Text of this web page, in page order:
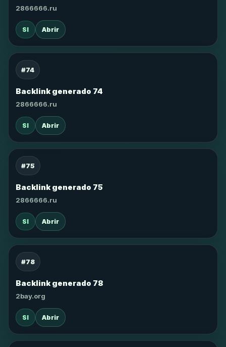
2866666.ru
SI Abrir
#74
Backlink generado 74
2866666.ru
SI Abrir
#75
Backlink generado 75
2866666.ru
SI Abrir
#78
Backlink generado 78
2bay.org
SI Abrir